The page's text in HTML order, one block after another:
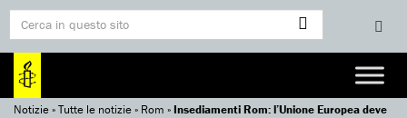
Notizie»Tutte le notizie» Rom »Insediamenti Rom: l’Unione Europea deve